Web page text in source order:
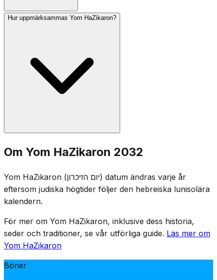
siren ljuder klockan 20 kvällen innan, och en två
minuters siren ljuder klockan 11 dagen efter, under
vilken hela landet står i tystnad.
Hur uppmärksammas Yom HaZikaron?
Minnesceremonier hålls vid militära begravningsplatser
runt om i Israel, och familjer besöker fallna soldaters
gravar. Nöjesställen stängs enligt lag, och tv och radio
sänder minnesprogram. Dagen präglas av högtidlig
samling, uppläsning av de fallnas namn och tändning av
Om Yom HaZikaron 2032
Yom HaZikaron (יום הזיכרון) datum ändras varje år
eftersom judiska högtider följer den hebreiska lunisolära
kalendern.
För mer om Yom HaZikaron, inklusive dess historia,
seder och traditioner, se vår utförliga guide. Läs mer om
Yom HaZikaron
Böner